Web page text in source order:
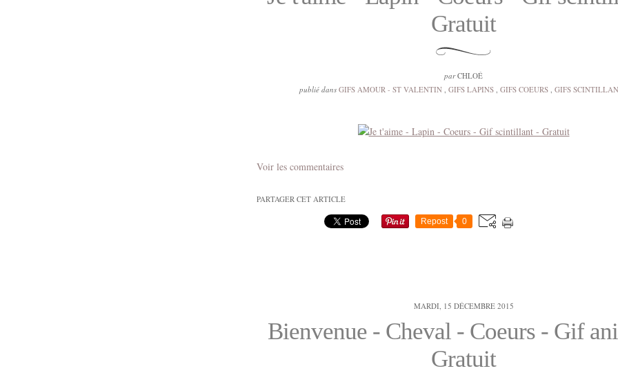
Gratuit
parCHLOÉ
publié dans GIFS AMOUR - ST VALENTIN , GIFS LAPINS , GIFS COEURS , GIFS
Voir les commentaires
PARTAGER CET ARTICLE
Repost 0
MARDI, 15 DÉCEMBRE 2015
Bienvenue - Cheval - Coeurs - Gif
Gratuit